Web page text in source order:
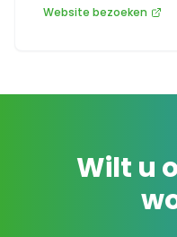
Website bezoeken
Wilt u